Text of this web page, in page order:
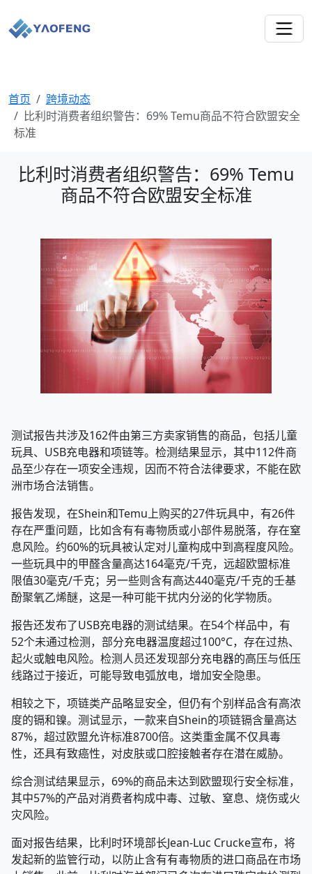
首页
跨境动态
比利时消费者组织警告：69% Temu商品不符合欧盟安全
标准
比利时消费者组织警告：69% Temu
商品不符合欧盟安全标准
测试报告共涉及162件由第三方卖家销售的商品，包括儿童
玩具、USB充电器和项链等。检测结果显示，其中112件商
品至少存在一项安全违规，因而不符合法律要求，不能在欧
洲市场合法销售。
报告发现，在Shein和Temu上购买的27件玩具中，有26件
存在严重问题，比如含有有毒物质或小部件易脱落，存在窒
息风险。约60%的玩具被认定对儿童构成中到高程度风险。
一些玩具中的甲醛含量高达164毫克/千克，远超欧盟标准
限值30毫克/千克；另一些则含有高达440毫克/千克的壬基
酚聚氧乙烯醚，这是一种可能干扰内分泌的化学物质。
报告还发布了USB充电器的测试结果。在54个样品中，有
52个未通过检测，部分充电器温度超过100°C，存在过热、
起火或触电风险。检测人员还发现部分充电器的高压与低压
线路过于接近，可能导致电弧放电，增加安全隐患。
相较之下，项链类产品略显安全，但仍有个别样品含有高浓
度的镉和镍。测试显示，一款来自Shein的项链镉含量高达
87%，超过欧盟允许标准8700倍。这类重金属不仅具毒
性，还具有致癌性，对皮肤或口腔接触者存在潜在威胁。
综合测试结果显示，69%的商品未达到欧盟现行安全标准，
其中57%的产品对消费者构成中毒、过敏、窒息、烧伤或火
灾风险。
面对报告结果，比利时环境部长Jean-Luc Crucke宣布，将
发起新的监管行动，以防止含有有毒物质的进口商品在市场